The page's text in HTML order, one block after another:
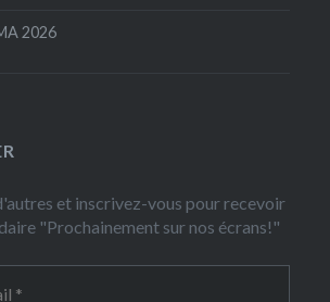
2026
et inscrivez-vous pour recevoir
"Prochainement sur nos écrans!"